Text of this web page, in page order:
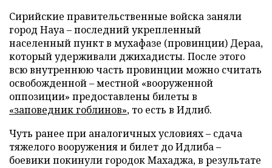
Сирийские правительственные войска заняли
город Науа – последний укрепленный
населенный пункт в мухафазе (провинции) Дераа,
который удерживали джихадисты. После этого
всю внутреннюю часть провинции можно считать
освобожденной – местной «вооруженной
оппозиции» предоставлены билеты в
«заповедник гоблинов», то есть в Идлиб.
Чуть ранее при аналогичных условиях – сдача
тяжелого вооружения и билет до Идлиба –
боевики покинули городок Махаджа, в результате